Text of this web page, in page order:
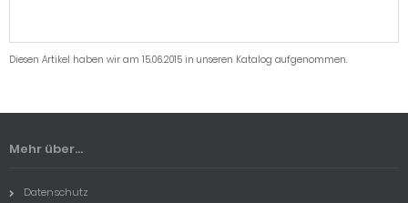
Diesen Artikel haben wir am 15.06.2015 in unseren Katalog aufgenommen.
Mehr über...
Datenschutz